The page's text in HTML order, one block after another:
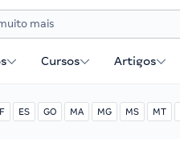
Cursos Artigos
ES GO MA MG MS MT